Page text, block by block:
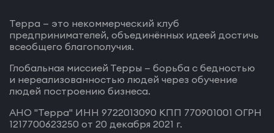
Терра — это некоммерческий клуб
предпринимателей, объединённых идеей достичь
всеобщего благополучия.
Глобальная миссией Терры — борьба с бедностью
и нереализованностью людей через обучение
людей построению бизнеса.
АНО "Терра" ИНН 9722013090 КПП 770901001 ОГРН
1217700623250 от 20 декабря 2021 г.